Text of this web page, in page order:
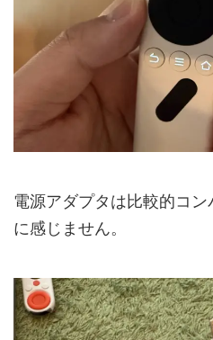
電源アダプタは比較的コ
に感じません。